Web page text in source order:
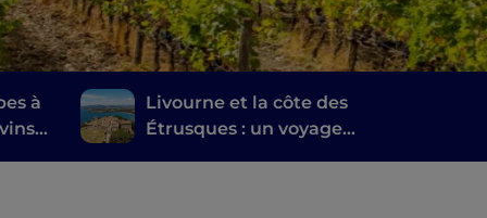
à
Livourne et la côte des
Étrusques : un voyage